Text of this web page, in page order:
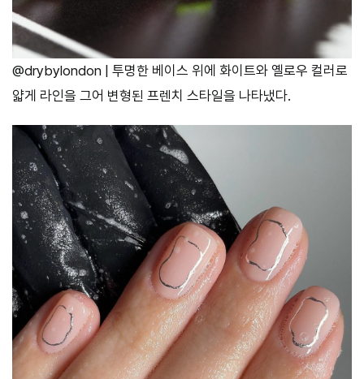
@drybylondon | 투명한 베이스 위에 화이트와 옐로우 컬러로
얇게 라인을 그어 변형된 프렌치 스타일을 나타냈다.